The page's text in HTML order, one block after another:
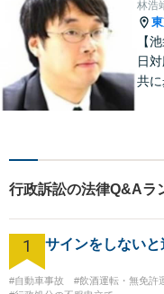
林浩
【
日
共に
務
域
の
ご
行政訴訟の法律Q&Aラ
1 サインをしない
#自動車事故 #飲酒運転・無免許